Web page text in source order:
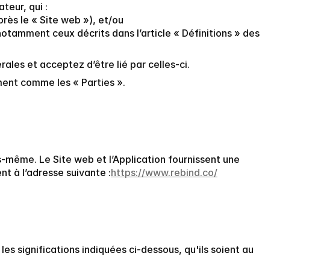
qui :
le « Site web »), et/ou
ceux décrits dans l’article « Définitions » des
et acceptez d’être lié par celles-ci.
comme les « Parties ».
Le Site web et l’Application fournissent une
à l’adresse suivante :https://www.rebind.co/
significations indiquées ci-dessous, qu'ils soient au